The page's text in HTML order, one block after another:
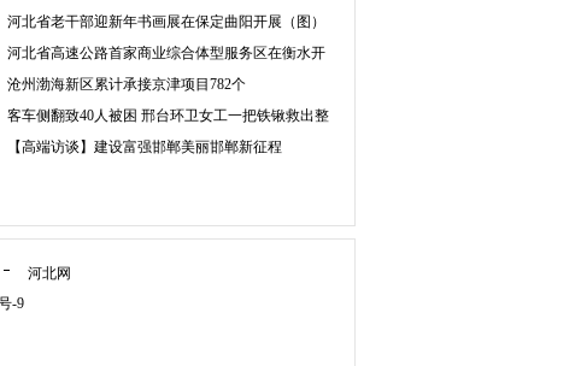
河北省老干部迎新年书画展在保定曲阳开展（图）
河北省高速公路首家商业综合体型服务区在衡水开
沧州渤海新区累计承接京津项目782个
客车侧翻致40人被困 邢台环卫女工一把铁锹救出整
【高端访谈】建设富强邯郸美丽邯郸新征程
河北网
-9